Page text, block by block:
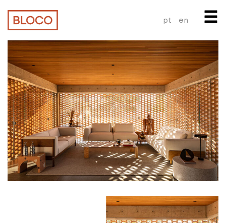
pt en